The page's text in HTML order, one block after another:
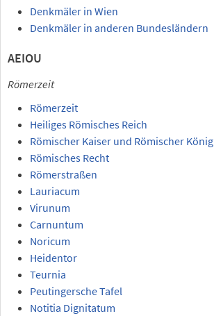
Denkmäler in Wien
Denkmäler in anderen Bundesländern
AEIOU
Römerzeit
Römerzeit
Heiliges Römisches Reich
Römischer Kaiser und Römischer König
Römisches Recht
Römerstraßen
Lauriacum
Virunum
Carnuntum
Noricum
Heidentor
Teurnia
Peutingersche Tafel
Notitia Dignitatum